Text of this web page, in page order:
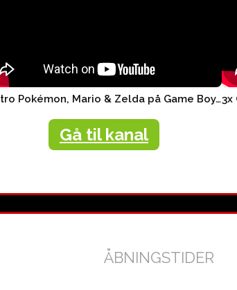
Retro Pokémon, Mario & Zelda på Game Boy, Nintendo Switch ..
Gå til kanal
ÅBNINGSTIDER